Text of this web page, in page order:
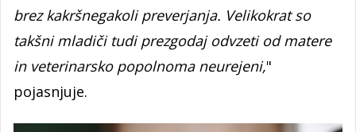
brez kakršnegakoli preverjanja. Velikokrat so
takšni mladiči tudi prezgodaj odvzeti od matere
in veterinarsko popolnoma neurejeni,"
pojasnjuje.